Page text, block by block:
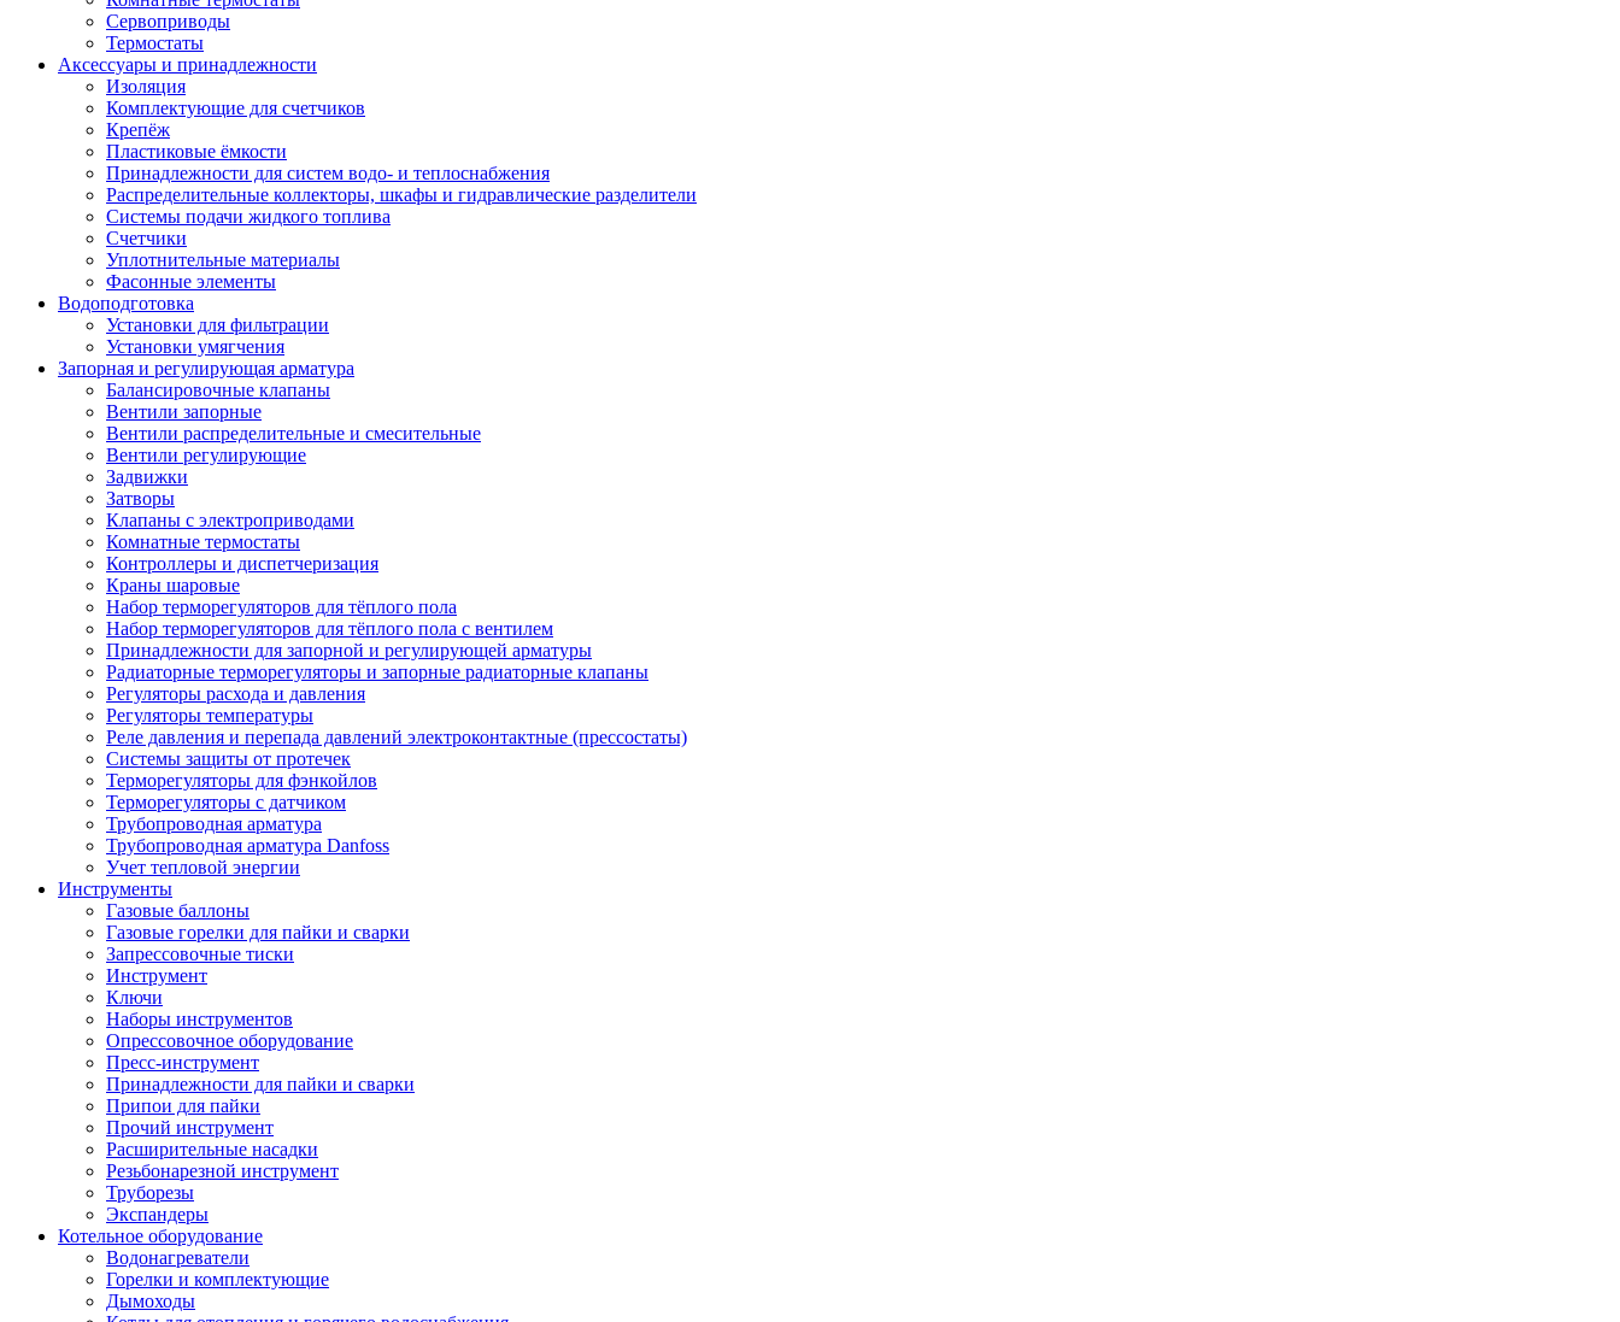
Сервоприводы
Термостаты
Аксессуары и принадлежности
Изоляция
Комплектующие для счетчиков
Крепёж
Пластиковые ёмкости
Принадлежности для систем водо- и теплоснабжения
Распределительные коллекторы, шкафы и гидравлические разделители
Системы подачи жидкого топлива
Счетчики
Уплотнительные материалы
Фасонные элементы
Водоподготовка
Установки для фильтрации
Установки умягчения
Запорная и регулирующая арматура
Балансировочные клапаны
Вентили запорные
Вентили распределительные и смесительные
Вентили регулирующие
Задвижки
Затворы
Клапаны с электроприводами
Комнатные термостаты
Контроллеры и диспетчеризация
Краны шаровые
Набор терморегуляторов для тёплого пола
Набор терморегуляторов для тёплого пола с вентилем
Принадлежности для запорной и регулирующей арматуры
Радиаторные терморегуляторы и запорные радиаторные клапаны
Регуляторы расхода и давления
Регуляторы температуры
Реле давления и перепада давлений электроконтактные (прессостаты)
Системы защиты от протечек
Терморегуляторы для фэнкойлов
Терморегуляторы с датчиком
Трубопроводная арматура
Трубопроводная арматура Danfoss
Учет тепловой энергии
Инструменты
Газовые баллоны
Газовые горелки для пайки и сварки
Запрессовочные тиски
Инструмент
Ключи
Наборы инструментов
Опрессовочное оборудование
Пресс-инструмент
Принадлежности для пайки и сварки
Припои для пайки
Прочий инструмент
Расширительные насадки
Резьбонарезной инструмент
Труборезы
Экспандеры
Котельное оборудование
Водонагреватели
Горелки и комплектующие
Дымоходы